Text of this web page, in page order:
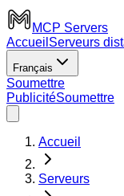
MCP Servers
Accueil Serveurs
Français
Soumettre
PublicitéSoumettre
Accueil
Serveurs